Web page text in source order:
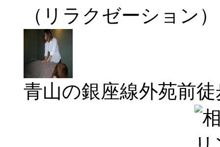
（リラクゼーション）
青山の銀座線外苑前